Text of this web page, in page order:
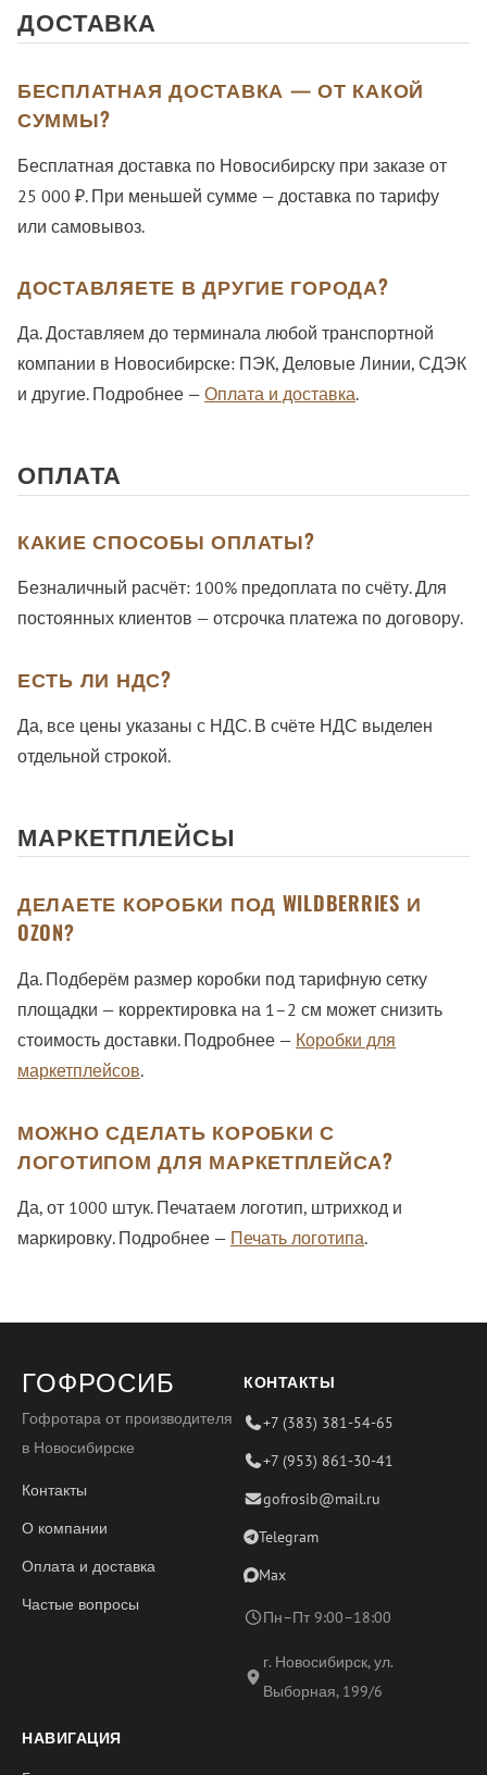
ДОСТАВКА
БЕСПЛАТНАЯ ДОСТАВКА — ОТ КАКОЙ
СУММЫ?
Бесплатная доставка по Новосибирску при заказе от
25 000 ₽. При меньшей сумме — доставка по тарифу
или самовывоз.
ДОСТАВЛЯЕТЕ В ДРУГИЕ ГОРОДА?
Да. Доставляем до терминала любой транспортной
компании в Новосибирске: ПЭК, Деловые Линии, СДЭК
и другие. Подробнее — Оплата и доставка.
ОПЛАТА
КАКИЕ СПОСОБЫ ОПЛАТЫ?
Безналичный расчёт: 100% предоплата по счёту. Для
постоянных клиентов — отсрочка платежа по договору.
ЕСТЬ ЛИ НДС?
Да, все цены указаны с НДС. В счёте НДС выделен
отдельной строкой.
МАРКЕТПЛЕЙСЫ
ДЕЛАЕТЕ КОРОБКИ ПОД WILDBERRIES И
OZON?
Да. Подберём размер коробки под тарифную сетку
площадки — корректировка на 1–2 см может снизить
стоимость доставки. Подробнее — Коробки для
маркетплейсов.
МОЖНО СДЕЛАТЬ КОРОБКИ С
ЛОГОТИПОМ ДЛЯ МАРКЕТПЛЕЙСА?
Да, от 1000 штук. Печатаем логотип, штрихкод и
маркировку. Подробнее — Печать логотипа.
ГОФРОСИБ
Гофротара от производителя
в Новосибирске
Контакты
О компании
Оплата и доставка
Частые вопросы
КОНТАКТЫ
+7 (383) 381-54-65
+7 (953) 861-30-41
gofrosib@mail.ru
Telegram
Max
Пн–Пт 9:00–18:00
г. Новосибирск, ул.
Выборная, 199/6
НАВИГАЦИЯ